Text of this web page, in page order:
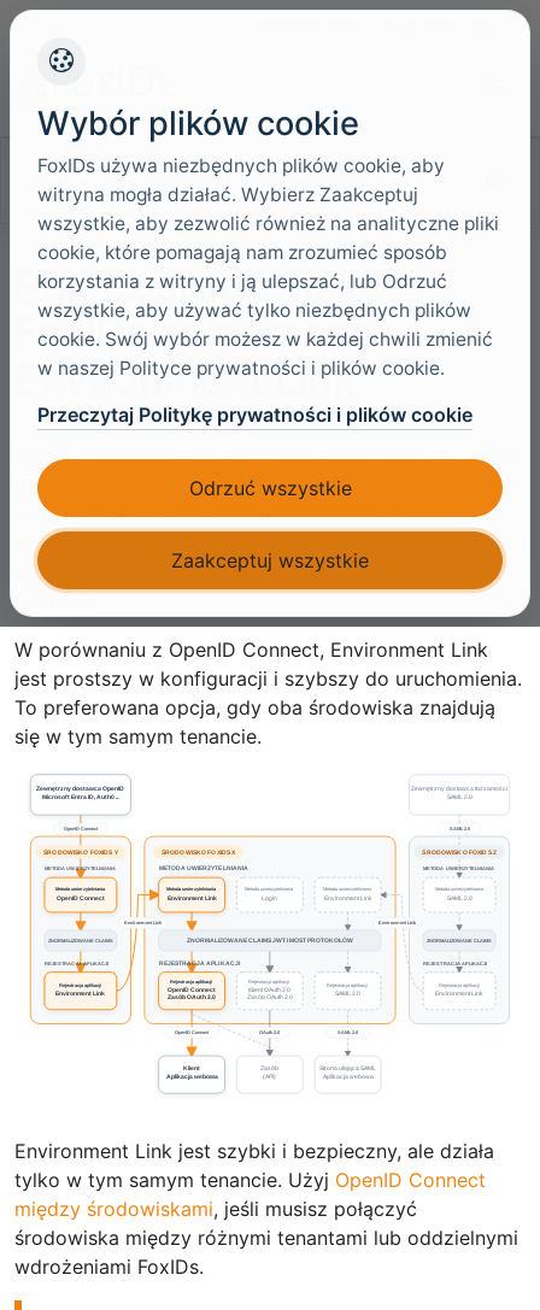
Szukaj w dokumentacji
Połącz środowiska
FoxIDs za pomocą
Environment Link
Użyj Environment Link, gdy jedno środowisko FoxIDs w
tenancie ma ufać innemu środowisku FoxIDs w tym
samym tenancie podczas uwierzytelniania
użytkowników. Environment Link jest przeznaczony do
logowania między środowiskami w tym samym
tenancie.
W porównaniu z OpenID Connect, Environment Link
jest prostszy w konfiguracji i szybszy do uruchomienia.
To preferowana opcja, gdy oba środowiska znajdują
się w tym samym tenancie.
Environment Link jest szybki i bezpieczny, ale działa
tylko w tym samym tenancie. Użyj OpenID Connect
między środowiskami, jeśli musisz połączyć
środowiska między różnymi tenantami lub oddzielnymi
wdrożeniami FoxIDs.
Wybór plików cookie
FoxIDs używa niezbędnych plików cookie, aby
witryna mogła działać. Wybierz Zaakceptuj
wszystkie, aby zezwolić również na analityczne pliki
cookie, które pomagają nam zrozumieć sposób
korzystania z witryny i ją ulepszać, lub Odrzuć
wszystkie, aby używać tylko niezbędnych plików
cookie. Swój wybór możesz w każdej chwili zmienić
w naszej Polityce prywatności i plików cookie.
Przeczytaj Politykę prywatności i plików cookie
Odrzuć wszystkie
Zaakceptuj wszystkie